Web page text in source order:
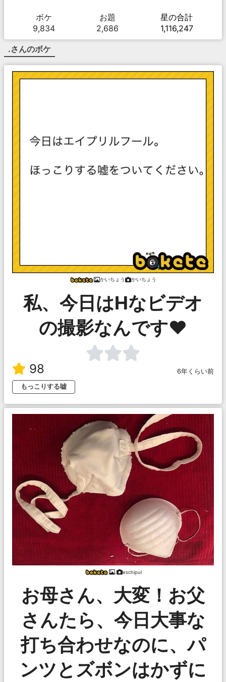
ボケ
9,834
お題
2,686
星の合計
1,116,247
.さんのボケ
かいちょう かいちょう
私、今日はHなビデオ
の撮影なんです❤️
98
6年くらい前
もっこりする嘘
eschipul
お母さん、大変！お父
さんたら、今日大事な
打ち合わせなのに、パ
ンツとズボンはかずに